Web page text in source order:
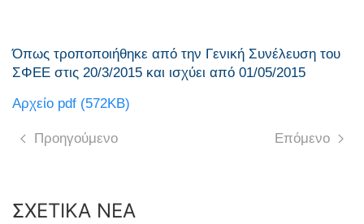
Όπως τροποποιήθηκε από την Γενική Συνέλευση του
ΣΦΕΕ στις 20/3/2015 και ισχύει από 01/05/2015
Αρχείο pdf (572ΚΒ)
Προηγούμενο Επόμενο
ΣΧΕΤΙΚΑ ΝΕΑ